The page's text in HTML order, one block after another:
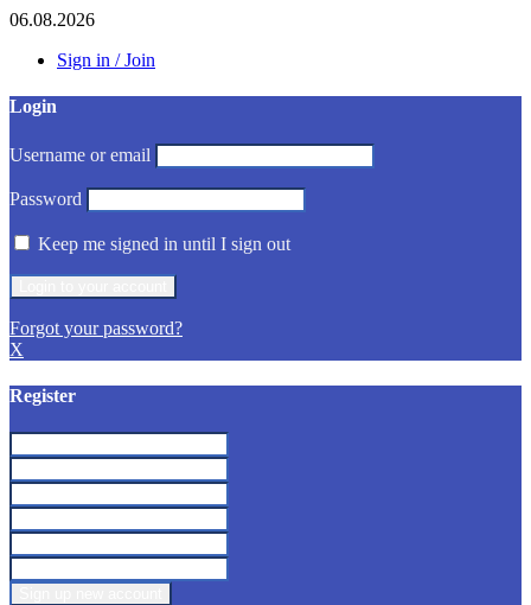
06.08.2026
Sign in / Join
Login
Username or email
Password
Keep me signed in until I sign out
Forgot your password?
X
Register